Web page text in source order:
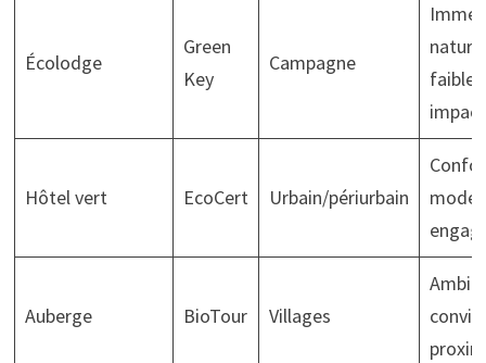
Écolodge
Green
Key
Campagne
nature,
faible
impact
Hôtel vert EcoCert Urbain/périurbain
Auberge BioTour Villages